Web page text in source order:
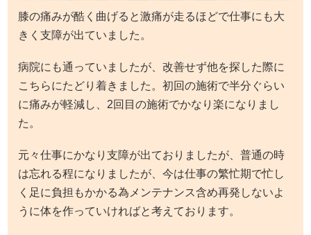
膝の痛みが酷く曲げると激痛が走るほどで仕事にも大
きく支障が出ていました。
病院にも通っていましたが、改善せず他を探した際に
こちらにたどり着きました。初回の施術で半分ぐらい
に痛みが軽減し、2回目の施術でかなり楽になりまし
た。
元々仕事にかなり支障が出ておりましたが、普通の時
は忘れる程になりましたが、今は仕事の繁忙期で忙し
く足に負担もかかる為メンテナンス含め再発しないよ
うに体を作っていければと考えております。